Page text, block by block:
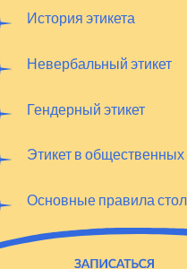
История этикета
Невербальный этикет
Гендерный этикет
Этикет в общественных
Основные правила